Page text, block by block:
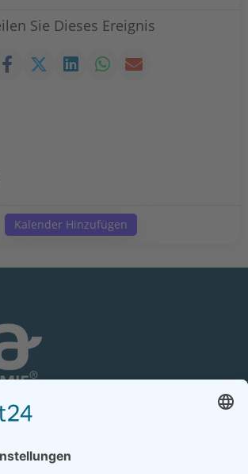
Sie Dieses Ereignis
Kalender Hinzufügen
Straße 24/26